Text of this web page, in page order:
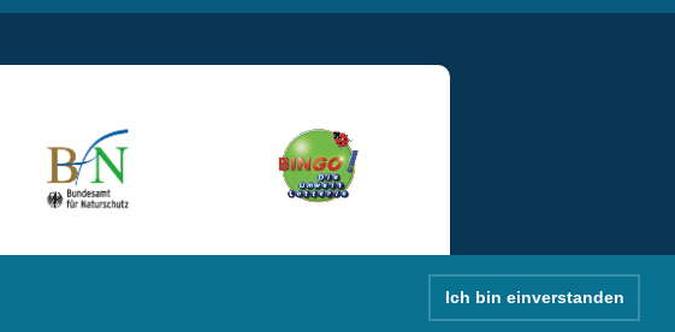
Ich bin einverstanden
Kontakt